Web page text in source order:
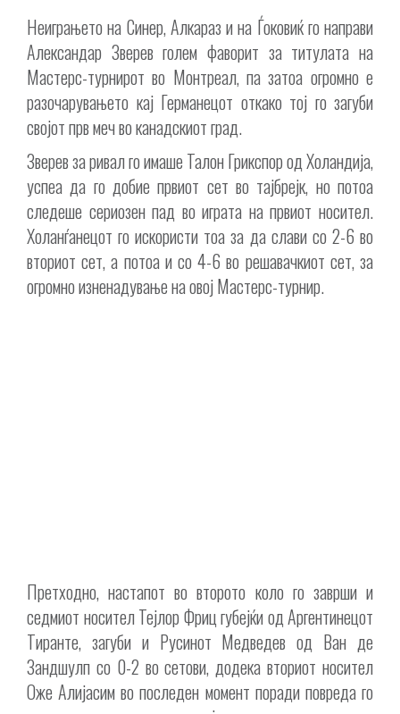
Неиграњето на Синер, Алкараз и на Ѓоковиќ го направи
Александар Зверев голем фаворит за титулата на
Мастерс-турнирот во Монтреал, па затоа огромно е
разочарувањето кај Германецот откако тој го загуби
својот прв меч во канадскиот град.
Зверев за ривал го имаше Талон Грикспор од Холандија,
успеа да го добие првиот сет во тајбрејк, но потоа
следеше сериозен пад во играта на првиот носител.
Холанѓанецот го искористи тоа за да слави со 2-6 во
вториот сет, а потоа и со 4-6 во решавачкиот сет, за
огромно изненадување на овој Мастерс-турнир.
Претходно, настапот во второто коло го заврши и
седмиот носител Тејлор Фриц губејќи од Аргентинецот
Тиранте, загуби и Русинот Медведев од Ван де
Зандшулп со 0-2 во сетови, додека вториот носител
Оже Алијасим во последен момент поради повреда го